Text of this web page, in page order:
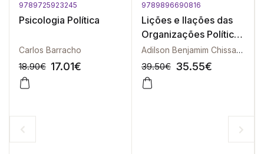
9789725923245
Psicologia Política
Carlos Barracho
18.90€ 17.01€
-10%
9789896690816
Lições e Ilações das
Organizações Políticas
Internacionais
Adilson Benjamim Chissapa Savite
39.50€ 35.55€